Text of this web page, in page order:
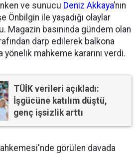
ve sunucu Deniz Akkaya’nın
Önbilgin ile yaşadığı olaylar
Magazin basınında gündem olan
darp edilerek balkona
yönelik mahkeme kararını verdi.
TÜİK verileri açıkladı:
İşgücüne katılım düştü,
genç işsizlik arttı
görülen davada